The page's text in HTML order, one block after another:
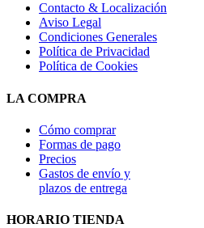
Contacto & Localización
Aviso Legal
Condiciones Generales
Política de Privacidad
Política de Cookies
LA COMPRA
Cómo comprar
Formas de pago
Precios
Gastos de envío y
plazos de entrega
HORARIO TIENDA